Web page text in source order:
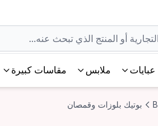
عبايات ملابس مقاسات كبيرة
بوتيك بلوزات وقمصان